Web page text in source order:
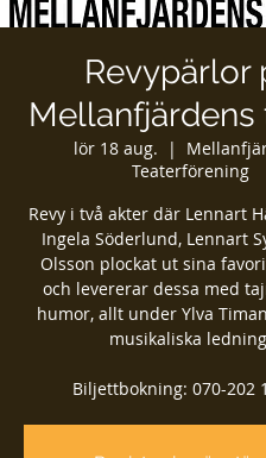
Revypärlor
Mellanfjärdens
lör 18 aug.
  |
Teaterförening
Revy i två akter där Lennart
Ingela Söderlund, Lennart
Olsson plockat ut sina
och levererar dessa med
humor, allt under Ylva
musikaliska
Biljettbokning: 070-202